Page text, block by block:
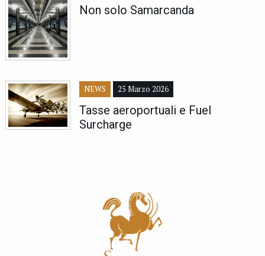
Non solo Samarcanda
NEWS 25 Marzo 2026
Tasse aeroportuali e Fuel
Surcharge